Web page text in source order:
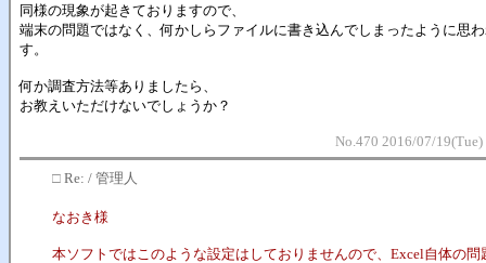
同様の現象が起きておりますので、
端末の問題ではなく、何かしらファイルに書き込んでしまったように思
す。
何か調査方法等ありましたら、
お教えいただけないでしょうか？
No.470 2016/07/
□ Re: / 管理人
なおき様
本ソフトではこのような設定はしておりませんので、Excel自体の問